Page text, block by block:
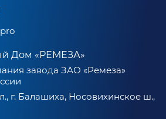
Дом «РЕМЕЗА»
завода ЗАО «Ремеза»
г. Балашиха, Носовихинское ш.,